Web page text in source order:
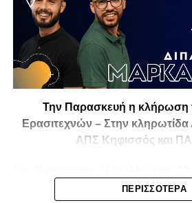
Την Παρασκευή η κλήρωση
Ερασιτεχνών – Στην
ΑΠΣ Κηφισσός και
πραγματοποιηθεί στο ξενοδοχείο
ΠΕΡΙΣΣΌΤΕΡΑ